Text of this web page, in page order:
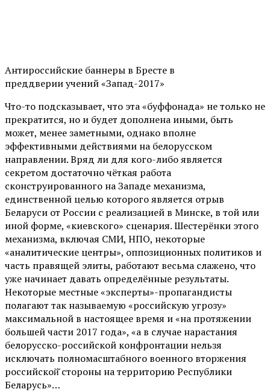
Антироссийские баннеры в Бресте в
преддверии учений «Запад-2017»
Что-то подсказывает, что эта «буффонада» не только не
прекратится, но и будет дополнена иными, быть
может, менее заметными, однако вполне
эффективными действиями на белорусском
направлении. Вряд ли для кого-либо является
секретом достаточно чёткая работа
сконструированного на Западе механизма,
единственной целью которого является отрыв
Беларуси от России с реализацией в Минске, в той или
иной форме, «киевского» сценария. Шестерёнки этого
механизма, включая СМИ, НПО, некоторые
«аналитические центры», оппозиционных политиков и
часть правящей элиты, работают весьма слажено, что
уже начинает давать определённые результаты.
Некоторые местные «эксперты»-пропагандисты
полагают так называемую «российскую угрозу»
максимальной в настоящее время и «на протяжении
большей части 2017 года», «а в случае нарастания
белорусско-российской конфронтации нельзя
исключать полномасштабного военного вторжения
российской̆ стороны на территорию Республики
Беларусь»…